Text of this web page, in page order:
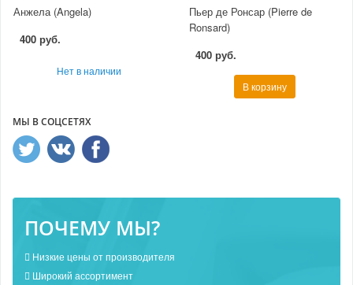
Анжела (Angela)
400 руб.
Нет в наличии
Пьер де Ронсар (Pierre de
Ronsard)
400 руб.
В корзину
МЫ В СОЦСЕТЯХ
ПОЧЕМУ МЫ?
Низкие цены от производителя
Широкий ассортимент